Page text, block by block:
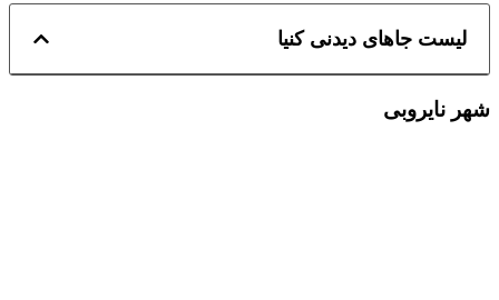
لیست جاهای دیدنی کنیا
شهر نایروبی